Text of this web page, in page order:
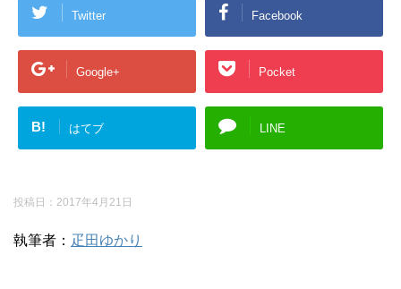
Twitter Facebook
Google+ Pocket
B! はてブ LINE
投稿日： 2017年4月21日
執筆者： 疋田ゆかり